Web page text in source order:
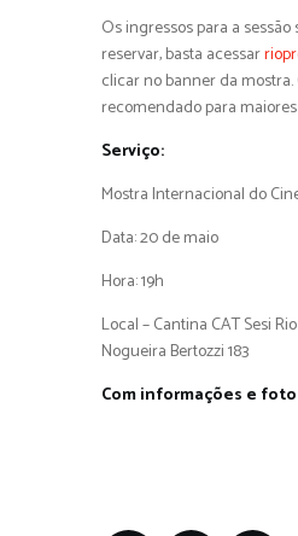
Os ingressos para a sessão
reservar, basta acessar
clicar no banner da
recomendado para maiores
Serviço:
Mostra Internacional do
Data: 20 de maio
Hora: 19h
Local – Cantina CAT Sesi
Nogueira Bertozzi 183
Com informações e foto